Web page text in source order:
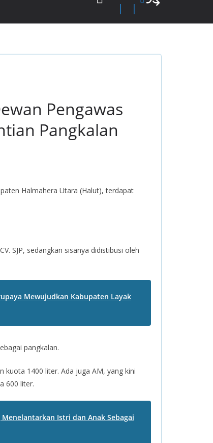
Pengawas
Pangkalan
Halmahera Utara (Halut), terdapat
SJP, sedangkan sisanya didistibusi oleh
Mewujudkan Kabupaten Layak
pangkalan.
kuota 1400 liter. Ada juga AM, yang kini
600 liter.
Istri dan Anak Sebagai